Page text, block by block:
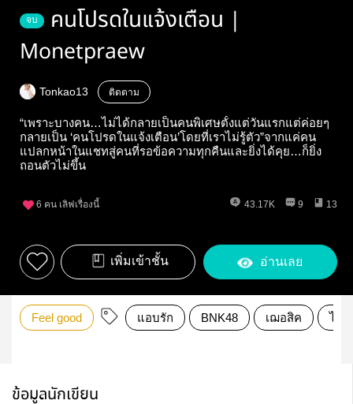
จบ
คนโปรดในแจ้งเตือน |
Monetpraew
Tonkao13 ติดตาม
“เพราะบางคน…ไม่ได้กลายเป็นคนพิเศษตั้งแต่วันแรกแต่ค่อยๆ
กลายเป็น ‘คนโปรดในแจ้งเตือน’โดยที่เราไม่รู้ตัว”จากแค่คน
แปลกหน้าในแชทสู่คนที่รอข้อความทุกคืนและยิ่งได้คุย…ก็ยิ่ง
ถอนตัวไม่ขึ้น
6 คน เลิฟเรื่องนี้ 43.17K 9 13
เพิ่มเข้าชั้น อ่านเลย
Feel good แอบรัก BNK48 เฌอสิค ไม่
ข้อมูลนักเขียน